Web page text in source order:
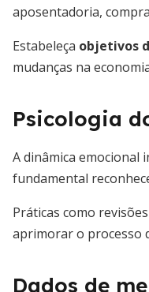
aposentadoria,
Estabeleça objetivos
mudanças na
Psicologia
A dinâmica emocional
fundamental
Práticas como
aprimorar o processo
Dados de